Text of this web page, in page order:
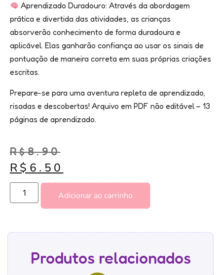
Aprendizado Duradouro: Através da abordagem
prática e divertida das atividades, as crianças
absorverão conhecimento de forma duradoura e
aplicável. Elas ganharão confiança ao usar os sinais de
pontuação de maneira correta em suas próprias criações
escritas.
Prepare-se para uma aventura repleta de aprendizado,
risadas e descobertas! Arquivo em PDF não editável – 13
páginas de aprendizado.
R$8.90
R$ 6.50
Adicionar ao carrinho
Produtos relacionados